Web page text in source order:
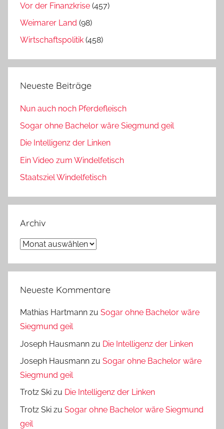
Vor der Finanzkrise (457)
Weimarer Land (98)
Wirtschaftspolitik (458)
Neueste Beiträge
Nun auch noch Pferdefleisch
Sogar ohne Bachelor wäre Siegmund geil
Die Intelligenz der Linken
Ein Video zum Windelfetisch
Staatsziel Windelfetisch
Archiv
Archiv
Neueste Kommentare
Mathias Hartmann zu Sogar ohne Bachelor wäre
Siegmund geil
Joseph Hausmann zu Die Intelligenz der Linken
Joseph Hausmann zu Sogar ohne Bachelor wäre
Siegmund geil
Trotz Ski zu Die Intelligenz der Linken
Trotz Ski zu Sogar ohne Bachelor wäre Siegmund
geil